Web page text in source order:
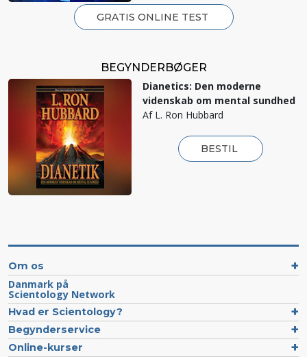
GRATIS ONLINE TEST
BEGYNDERBØGER
Dianetics: Den moderne
videnskab om mental sundhed
Af L. Ron Hubbard
BESTIL
Om os
Danmark på
Scientology Network
Hvad er Scientology?
Begynderservice
Online-kurser